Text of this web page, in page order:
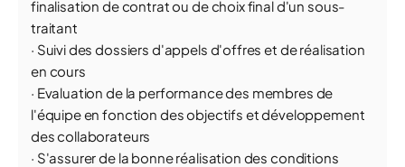
finalisation de contrat ou de choix final d'un sous-
traitant
· Suivi des dossiers d'appels d'offres et de réalisation
en cours
· Evaluation de la performance des membres de
l'équipe en fonction des objectifs et développement
des collaborateurs
· S'assurer de la bonne réalisation des conditions